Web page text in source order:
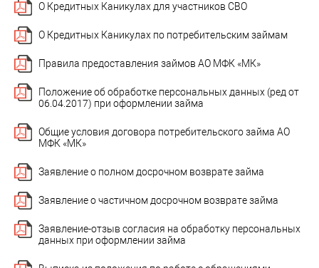
О Кредитных Каникулах для участников СВО
О Кредитных Каникулах по потребительским займам
Правила предоставления займов АО МФК «МК»
Положение об обработке персональных данных (ред от
06.04.2017) при оформлении займа
Общие условия договора потребительского займа АО
МФК «МК»
Заявление о полном досрочном возврате займа
Заявление о частичном досрочном возврате займа
Заявление-отзыв согласия на обработку персональных
данных при оформлении займа